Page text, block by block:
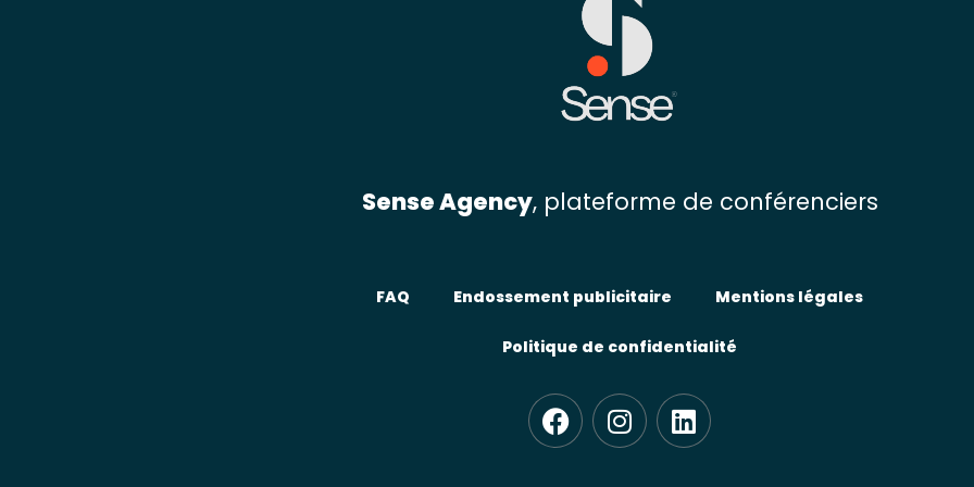
Sense Agency, plateforme de conférenciers
FAQ Endossement publicitaire Mentions légales
Politique de confidentialité
F
a
c
I
n
s
L
i
n